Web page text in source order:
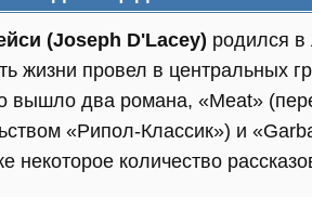
(Joseph D'Lacey) родился в
жизни провел в центральных
вышло два романа, «Meat»
«Рипол-Классик») и
некоторое количество